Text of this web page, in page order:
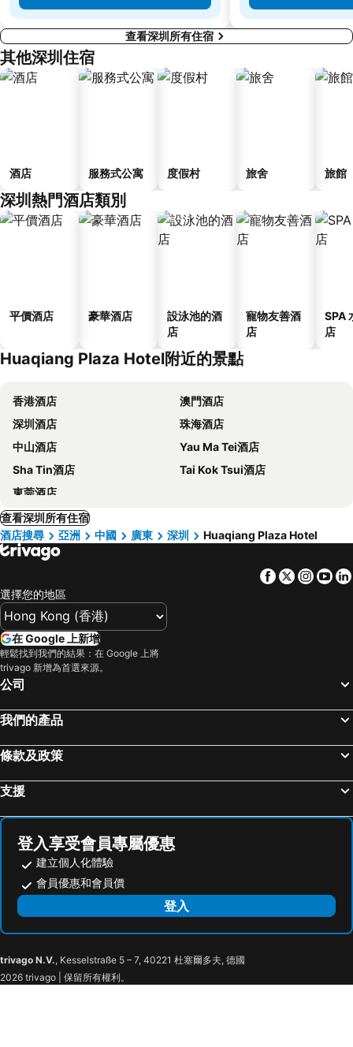
查看深圳所有住宿
其他深圳住宿
酒店 服務式公寓 度假村 旅舍 旅館
深圳熱門酒店類別
平價酒店 豪華酒店
設泳池的酒
店
寵物友善酒
店
SPA
店
Huaqiang Plaza Hotel附近的景點
香港酒店
澳門酒店
深圳酒店
珠海酒店
中山酒店
Yau Ma Tei酒店
Sha Tin酒店
Tai Kok Tsui酒店
東莞酒店
查看深圳所有住宿
酒店搜尋
亞洲 中國 廣東 深圳 Huaqiang Plaza Hotel
Facebook
Twitter
選擇您的地區
在 Google 上新增
輕鬆找到我們的結果：在 Google 上將
trivago 新增為首選來源。
公司
我們的產品
條款及政策
支援
登入享受會員專屬優惠
建立個人化體驗
會員優惠和會員價
登入
trivago N.V., Kesselstraße 5 – 7, 40221 杜塞爾多夫, 德國
2026 trivago | 保留所有權利。